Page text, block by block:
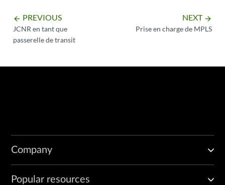
arrow_backward PREVIOUS
JCNR en tant que
passerelle de transit
NEXT arrow_forward
Prise en charge de MPLS
Company
Popular resources